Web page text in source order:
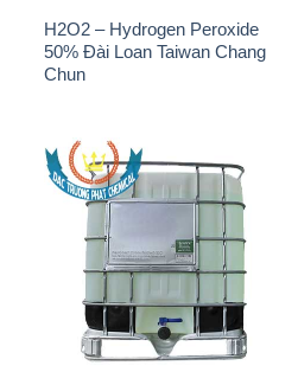
H2O2 – Hydrogen Peroxide
50% Đài Loan Taiwan Chang
Chun